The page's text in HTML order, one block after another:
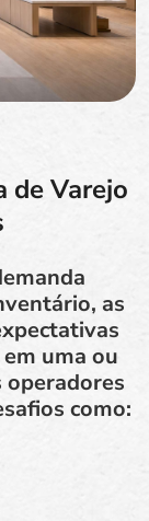
de Varejo
as
uma ou
operadores
como: